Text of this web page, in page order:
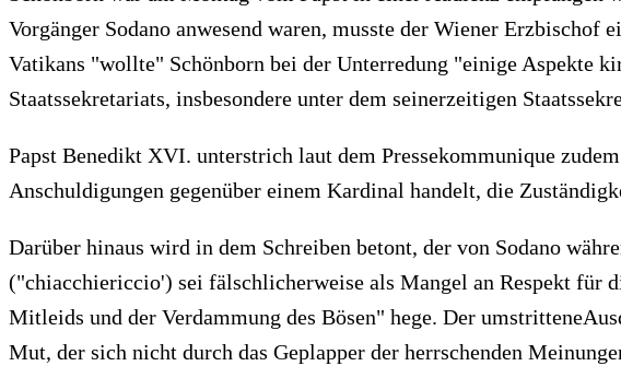
Vorgänger Sodano anwesend waren, musste der Wiener
Vatikans "wollte" Schönborn bei der Unterredung "einige Aspekte
Staatssekretariats, insbesondere unter dem seinerzeitigen
Papst Benedikt XVI. unterstrich laut dem Pressekommunique
Anschuldigungen gegenüber einem Kardinal handelt, die
Darüber hinaus wird in dem Schreiben betont, der von Sodano
("chiacchiericcio') sei fälschlicherweise als Mangel an Respekt für
Mitleids und der Verdammung des Bösen" hege. Der
Mut, der sich nicht durch das Geplapper der herrschenden